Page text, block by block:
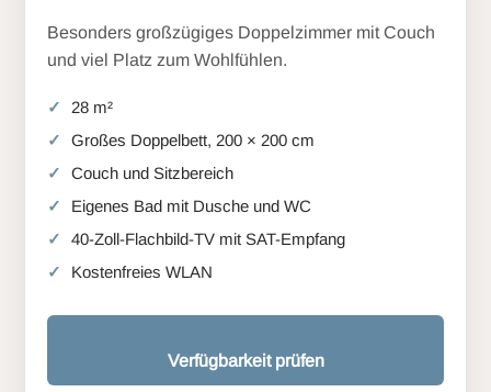
Besonders großzügiges Doppelzimmer mit Couch
und viel Platz zum Wohlfühlen.
28 m²
Großes Doppelbett, 200 × 200 cm
Couch und Sitzbereich
Eigenes Bad mit Dusche und WC
40-Zoll-Flachbild-TV mit SAT-Empfang
Kostenfreies WLAN
Verfügbarkeit prüfen